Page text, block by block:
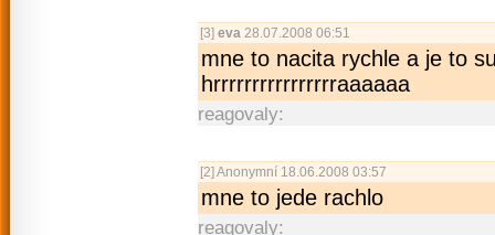
[3] eva 28.07.2008 06:51
mne to nacita rychle a je to
hrrrrrrrrrrrr­rrrraaaaaa
reagovaly:
[2] Anonymní 18.06.2008 03:57
mne to jede rachlo
reagovaly: